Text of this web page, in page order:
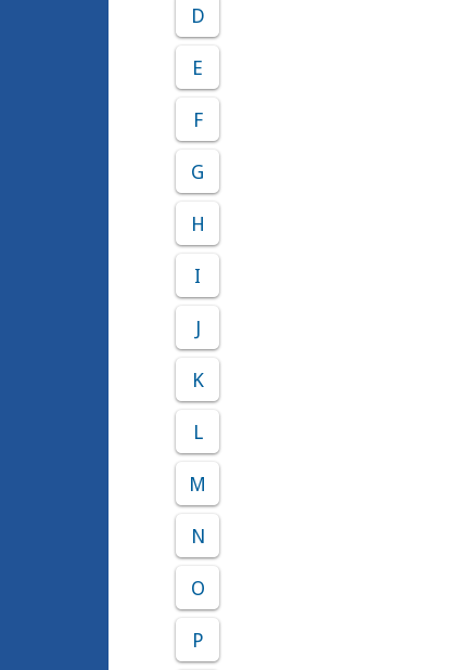
D
E
F
G
H
I
J
K
L
M
N
O
P